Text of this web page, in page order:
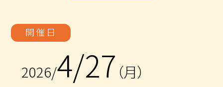
開催日
2026/4/27 （月）